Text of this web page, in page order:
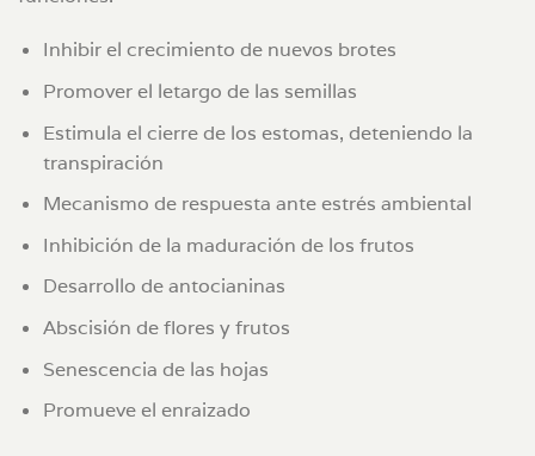
Inhibir el crecimiento de nuevos brotes
Promover el letargo de las semillas
Estimula el cierre de los estomas, deteniendo la
transpiración
Mecanismo de respuesta ante estrés ambiental
Inhibición de la maduración de los frutos
Desarrollo de antocianinas
Abscisión de flores y frutos
Senescencia de las hojas
Promueve el enraizado